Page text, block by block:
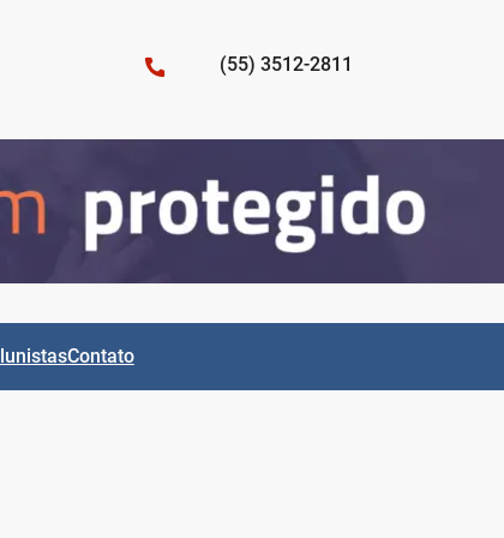
(55) 3512-2811
Contato